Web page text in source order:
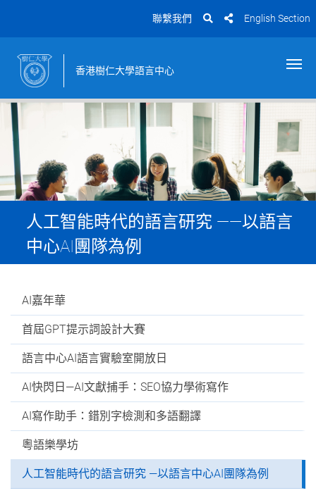
聯繫我們 English Section
香港樹仁大學語言中心
人工智能時代的語言研究 ——以語言
中心AI團隊為例
AI嘉年華
首屆GPT提示詞設計大賽
語言中心AI語言實驗室開放日
AI快閃日—AI文獻捕手：SEO協力學術寫作
AI寫作助手：錯別字檢測和多語翻譯
粵語樂學坊
人工智能時代的語言研究 —以語言中心AI團隊為例